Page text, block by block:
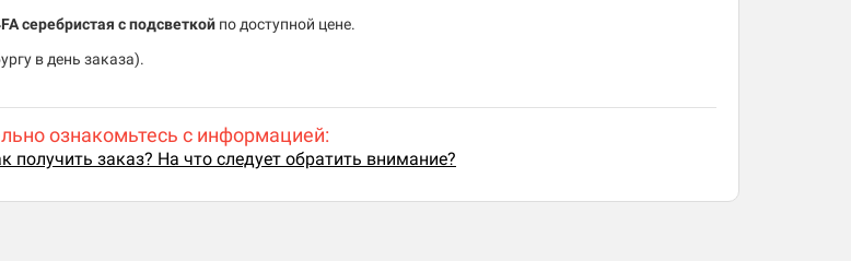
серебристая с подсветкой по доступной цене.
в день заказа).
ознакомьтесь с информацией:
получить заказ? На что следует обратить внимание?